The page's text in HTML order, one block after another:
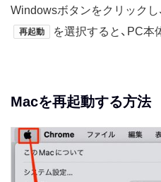
Windowsボタンをクリックし
再起動 を選択すると、PC本
Macを再起動する方法